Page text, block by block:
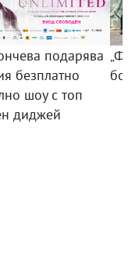
подарява
безплатно
шоу с топ
диджей